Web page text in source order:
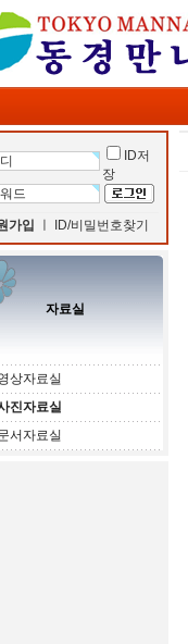
ID저
장
가입 ID/비밀번호찾기
자료실
상자료실
진자료실
서자료실